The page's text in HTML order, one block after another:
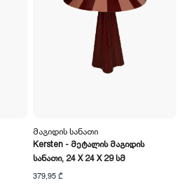
Მაგიდის Სანათი
Kersten - Მეტალის Მაგიდის
Სანათი, 24 X 24 X 29 Სმ
379,95 ₾